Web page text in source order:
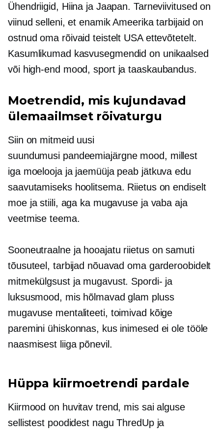
Ühendriigid, Hiina ja Jaapan. Tarneviivitused on
viinud selleni, et enamik Ameerika tarbijaid on
ostnud oma rõivaid teistelt USA ettevõtetelt.
Kasumlikumad kasvusegmendid on unikaalsed
või high-end mood, sport ja taaskaubandus.
Moetrendid, mis kujundavad
ülemaailmset rõivaturgu
Siin on mitmeid uusi
suundumusi pandeemiajärgnemood, millest
iga moelooja ja jaemüüja peab jätkuva edu
saavutamiseks hoolitsema. Riietus on endiselt
moe ja stiili, aga ka mugavuse ja vaba aja
veetmise teema.
Sooneutraalneja hooajatu riietus on samuti
tõusuteel, tarbijad nõuavad oma garderoobidelt
mitmekülgsust ja mugavust. Spordi- ja
luksusmood, mis hõlmavad glam pluss
mugavuse mentaliteeti, toimivad kõige
paremini ühiskonnas, kus inimesed ei ole tööle
naasmisest liiga põnevil.
Hüppa kiirmoetrendi pardale
Kiirmood on huvitav trend, mis sai alguse
sellistest poodidest nagu ThredUp ja